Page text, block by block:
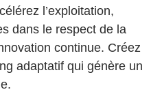
l’exploitation,
dans le respect de la
continue. Créez
adaptatif qui génère un